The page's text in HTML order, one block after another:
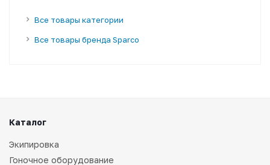
Все товары категории
Все товары бренда Sparco
Каталог
Экипировка
Гоночное оборудование